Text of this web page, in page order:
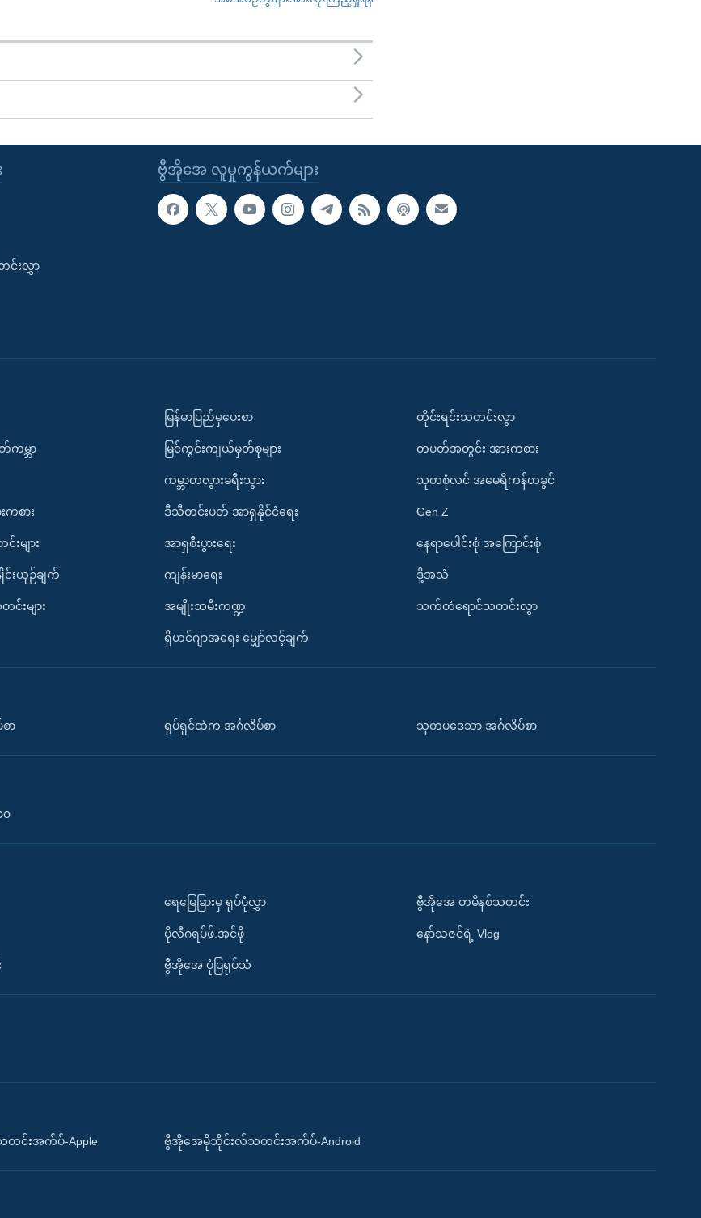
ဗွီအိုအေ လူမှုကွန်ယက်များ
င်းလွှာ
ကမ္ဘာ
စား
များ
င်းယှဉ်ချက်
င်းများ
မြန်မာပြည်မှပေးစာ
မြင်ကွင်းကျယ်မှတ်စုများ
ကမ္ဘာတလွှားခရီးသွား
ဒီသီတင်းပတ် အာရှနိုင်ငံရေး
အာရှစီးပွားရေး
ကျန်းမာရေး
အမျိုးသမီးကဏ္ဍ
ရိုဟင်ဂျာအရေး မျှော်လင့်ချက်
တိုင်းရင်းသတင်းလွှာ
တပတ်အတွင်း အားကစား
သုတစုံလင် အမေရိကန်တခွင်
Gen Z
နေရာပေါင်းစုံ အကြောင်းစုံ
ဒို့အသံ
သက်တံရောင်သတင်းလွှာ
ာ ရုပ်ရှင်ထဲက အင်္ဂလိပ်စာ သုတပဒေသာ အင်္ဂလိပ်စာ
၀
ရေမြေခြားမှ ရုပ်ပုံလွှာ
ပိုလီဂရပ်ဖ်.အင်ဖို
ဗွီအိုအေ ပုံပြရုပ်သံ
ဗွီအိုအေ တမိနစ်သတင်း
နော်သဇင်ရဲ့ Vlog
င်းအက်ပ်-Apple ဗွီအိုအေမိုဘိုင်းလ်သတင်းအက်ပ်-Android